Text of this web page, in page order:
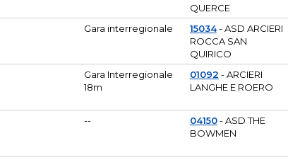
QUERCE
Gara interregionale 15034- ASD ARCIERI
ROCCA SAN
QUIRICO
Gara Interregionale
18m
01092 - ARCIERI
LANGHE E ROERO
-- 04150- ASD THE
BOWMEN